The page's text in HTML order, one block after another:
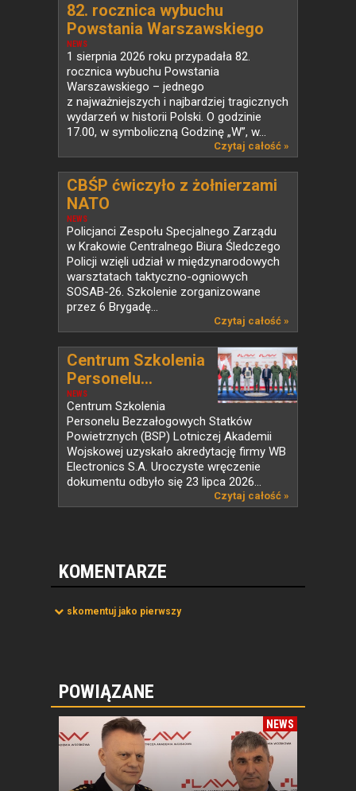
NEWS
82. rocznica wybuchu
Powstania Warszawskiego
1 sierpnia 2026 roku przypadała 82.
rocznica wybuchu Powstania
Warszawskiego – jednego
z najważniejszych i najbardziej tragicznych
wydarzeń w historii Polski. O godzinie
17.00, w symboliczną Godzinę „W”, w...
Czytaj całość »
NEWS
CBŚP ćwiczyło z żołnierzami
NATO
Policjanci Zespołu Specjalnego Zarządu
w Krakowie Centralnego Biura Śledczego
Policji wzięli udział w międzynarodowych
warsztatach taktyczno-ogniowych
SOSAB-26. Szkolenie zorganizowane
przez 6 Brygadę...
Czytaj całość »
NEWS
Centrum Szkolenia
Personelu...
Centrum Szkolenia
Personelu Bezzałogowych Statków
Powietrznych (BSP) Lotniczej Akademii
Wojskowej uzyskało akredytację firmy WB
Electronics S.A. Uroczyste wręczenie
dokumentu odbyło się 23 lipca 2026...
Czytaj całość »
KOMENTARZE
skomentuj jako pierwszy
POWIĄZANE
NEWS